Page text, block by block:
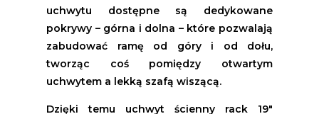
uchwytu dostępne są dedykowane
pokrywy – górna i dolna – które pozwalają
zabudować ramę od góry i od dołu,
tworząc coś pomiędzy otwartym
uchwytem a lekką szafą wiszącą.
Dzięki temu uchwyt ścienny rack 19"